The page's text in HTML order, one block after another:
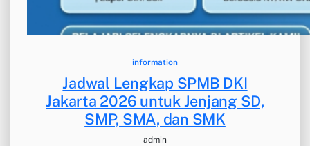
information
Jadwal Lengkap SPMB DKI
Jakarta 2026 untuk Jenjang SD,
SMP, SMA, dan SMK
admin